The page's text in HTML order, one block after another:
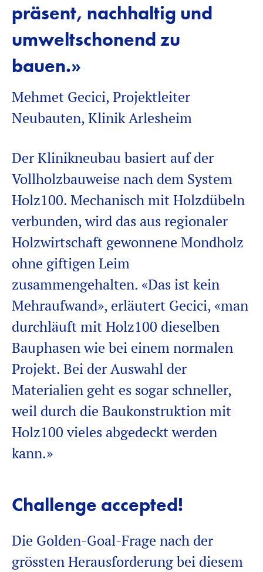
präsent, nachhaltig und
umweltschonend zu
bauen.»
Mehmet Gecici, Projektleiter
Neubauten, Klinik Arlesheim
Der Klinikneubau basiert auf der
Vollholzbauweise nach dem System
Holz100. Mechanischmit Holzdübeln
verbunden, wird das aus regionaler
Holzwirtschaft gewonnene Mondholz
ohne giftigen Leim
zusammengehalten. «Das ist kein
Mehraufwand», erläutert Gecici, «man
durchläuft mit Holz100 dieselben
Bauphasen wie bei einem normalen
Projekt. Bei der Auswahl der
Materialien geht es sogar schneller,
weil durch die Baukonstruktion mit
Holz100 vieles abgedeckt werden
kann.»
Challenge accepted!
Die Golden-Goal-Frage nach der
grössten Herausforderung bei diesem